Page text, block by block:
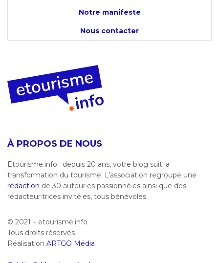
Notre manifeste
Nous contacter
À PROPOS DE NOUS
Etourisme.info : depuis 20 ans, votre blog suit la
transformation du tourisme. L’association regroupe une
rédaction de 30 auteur·es passionné·es ainsi que des
rédacteur·trices invité·es, tous bénévoles.
© 2021 – etourisme.info
Tous droits réservés
Réalisation ARTGO Média